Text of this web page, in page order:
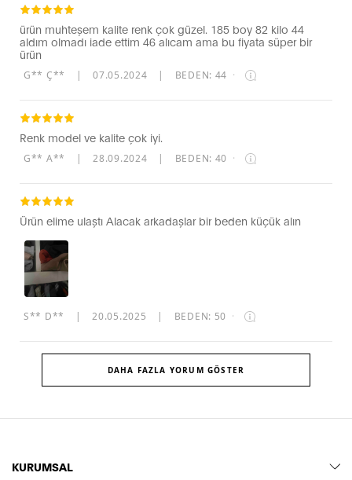
ürün muhteşem kalite renk çok güzel. 185 boy 82 kilo 44
aldım olmadı iade ettim 46 alıcam ama bu fiyata süper bir
ürün
G** Ç** | 07.05.2024 | BEDEN: 44 ·
Renk model ve kalite çok iyi.
G** A** | 28.09.2024 | BEDEN: 40 ·
Ürün elime ulaştı Alacak arkadaşlar bir beden küçük alın
S** D** | 20.05.2025 | BEDEN: 50 ·
DAHA FAZLA YORUM GÖSTER
KURUMSAL